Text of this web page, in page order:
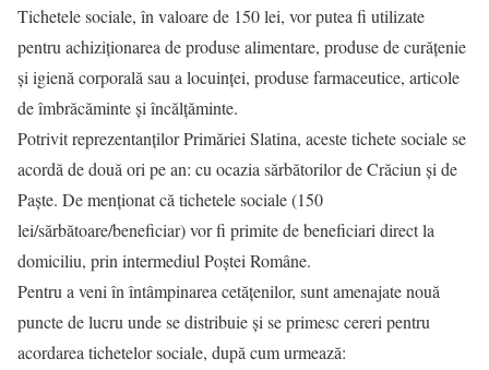
Tichetele sociale, în valoare de 150 lei, vor putea fi utilizate
pentru achiziționarea de produse alimentare, produse de curățenie
și igienă corporală sau a locuinței, produse farmaceutice, articole
de îmbrăcăminte și încălțăminte.
Potrivit reprezentanților Primăriei Slatina, aceste tichete sociale se
acordă de două ori pe an: cu ocazia sărbătorilor de Crăciun și de
Paște. De menționat că tichetele sociale (150
lei/sărbătoare/beneficiar) vor fi primite de beneficiari direct la
domiciliu, prin intermediul Poștei Române.
Pentru a veni în întâmpinarea cetățenilor, sunt amenajate nouă
puncte de lucru unde se distribuie și se primesc cereri pentru
acordarea tichetelor sociale, după cum urmează: